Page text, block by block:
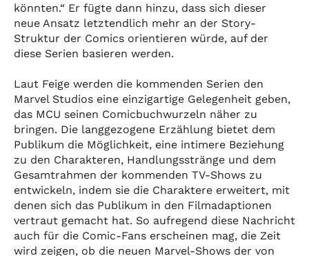
könnten.“ Er fügte dann hinzu, dass sich dieser
neue Ansatz letztendlich mehr an der Story-
Struktur der Comics orientieren würde, auf der
diese Serien basieren werden.
Laut Feige werden die kommenden Serien den
Marvel Studios eine einzigartige Gelegenheit geben,
das MCU seinen Comicbuchwurzeln näher zu
bringen. Die langgezogene Erzählung bietet dem
Publikum die Möglichkeit, eine intimere Beziehung
zu den Charakteren, Handlungsstränge und dem
Gesamtrahmen der kommenden TV-Shows zu
entwickeln, indem sie die Charaktere erweitert, mit
denen sich das Publikum in den Filmadaptionen
vertraut gemacht hat. So aufregend diese Nachricht
auch für die Comic-Fans erscheinen mag, die Zeit
wird zeigen, ob die neuen Marvel-Shows der von